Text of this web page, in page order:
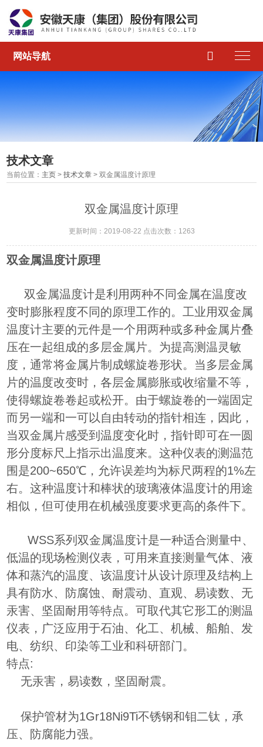
网站导航 
技术文章
当前位置： 主页 >技术文章 > 双金属温度计原理
双金属温度计原理
更新时间：2019-08-22 点击次数：1263
双金属温度计原理
双金属温度计是利用两种不同金属在温度改
变时膨胀程度不同的原理工作的。工业用双金属
温度计主要的元件是一个用两种或多种金属片叠
压在一起组成的多层金属片。为提高测温灵敏
度，通常将金属片制成螺旋卷形状。当多层金属
片的温度改变时，各层金属膨胀或收缩量不等，
使得螺旋卷卷起或松开。由于螺旋卷的一端固定
而另一端和一可以自由转动的指针相连，因此，
当双金属片感受到温度变化时，指针即可在一圆
形分度标尺上指示出温度来。这种仪表的测温范
围是200~650℃，允许误差均为标尺两程的1%左
右。这种温度计和棒状的玻璃液体温度计的用途
相似，但可使用在机械强度要求更高的条件下。
WSS系列双金属温度计是一种适合测量中、
低温的现场检测仪表，可用来直接测量气体、液
体和蒸汽的温度、该温度计从设计原理及结构上
具有防水、防腐蚀、耐震动、直观、易读数、无
汞害、坚固耐用等特点。可取代其它形工的测温
仪表，广泛应用于石油、化工、机械、船舶、发
电、纺织、印染等工业和科研部门。
特点:
无汞害，易读数，坚固耐震。
保护管材为1Gr18Ni9Ti不锈钢和钼二钛，承
压、防腐能力强。